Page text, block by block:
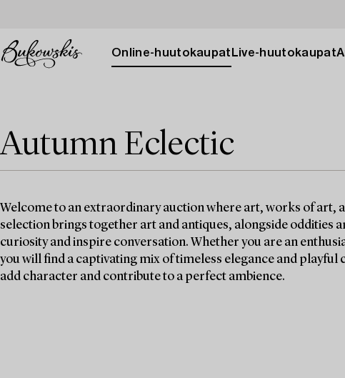
Online-huutokaupat Live-huutokaupat
Autumn Eclectic
Welcome to an extraordinary auction where art, works of art,
selection brings together art and antiques, alongside oddities
curiosity and inspire conversation. Whether you are an
you will find a captivating mix of timeless elegance and playful
add character and contribute to a perfect ambience.